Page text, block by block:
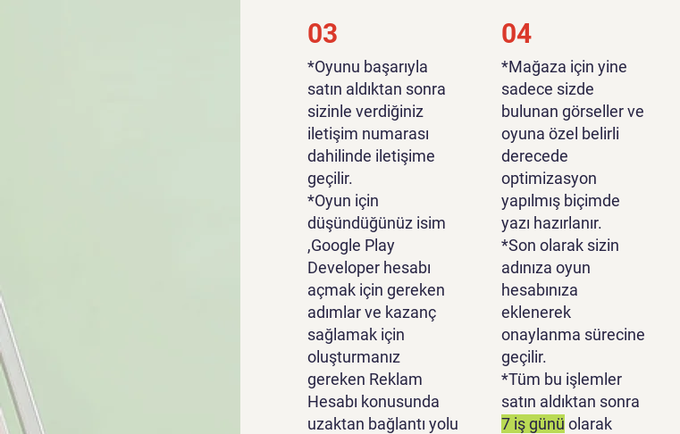
03
*Oyunu başarıyla
satın aldıktan sonra
sizinle verdiğiniz
iletişim numarası
dahilinde iletişime
geçilir.
*Oyun için
düşündüğünüz isim
,Google Play
Developer hesabı
açmak için gereken
adımlar ve kazanç
sağlamak için
oluşturmanız
gereken Reklam
Hesabı konusunda
uzaktan bağlantı yolu
04
*Mağaza için yine
sadece sizde
bulunan görseller ve
oyuna özel belirli
derecede
optimizasyon
yapılmış biçimde
yazı hazırlanır.
*Son olarak sizin
adınıza oyun
hesabınıza
eklenerek
onaylanma sürecine
geçilir.
*Tüm bu işlemler
satın aldıktan sonra
7 iş günü olarak